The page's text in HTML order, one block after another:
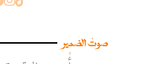
صوتُ الضمير